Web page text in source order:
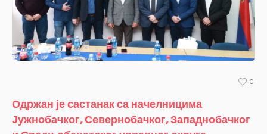
0
Одржан је састанак са начелницима
Јужнобачког, Севернобачког, Западнобачког